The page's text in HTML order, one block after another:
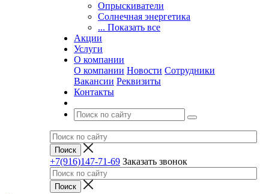
Опрыскиватели
Солнечная энергетика
... Показать все
Акции
Услуги
О компании
О компании Новости Сотрудники
Вакансии Реквизиты
Контакты
+7(916)147-71-69 Заказать звонок